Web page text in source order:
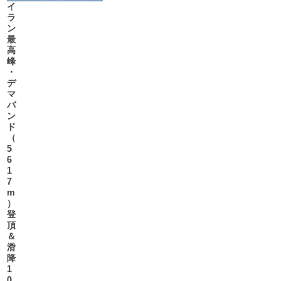
イ
ラ
ン
最
高
峰
・
デ
マ
バ
ン
ド
（
5
6
1
7
m
）
登
頂
＆
滑
降
1